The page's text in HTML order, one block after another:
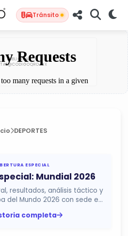
Tránsito
DEPORTES
ESPECIAL
Mundial 2026
resultados, análisis táctico y
del Mundo 2026 con sede en
completa